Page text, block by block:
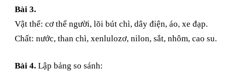
Bài 3.
Vật thể: cơ thể người, lõi bút chì, dây điện, áo, xe đạp.
Chất: nước, than chì, xenlulozơ, nilon, sắt, nhôm, cao su.
Bài 4. Lập bảng so sánh: